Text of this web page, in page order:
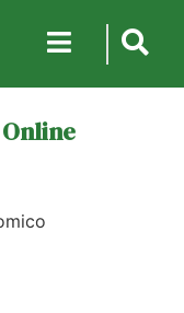
Online